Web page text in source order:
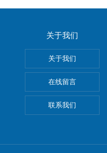
关于我们
关于我们
在线留言
联系我们